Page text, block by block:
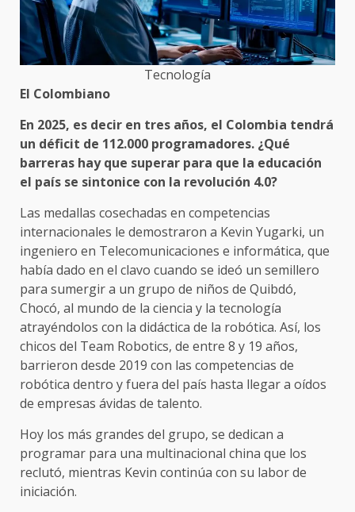
Tecnología
El Colombiano
En 2025, es decir en tres años, el Colombia tendrá
un déficit de 112.000 programadores. ¿Qué
barreras hay que superar para que la educación
el país se sintonice con la revolución 4.0?
Las medallas cosechadas en competencias
internacionales le demostraron a Kevin Yugarki, un
ingeniero en Telecomunicaciones e informática, que
había dado en el clavo cuando se ideó un semillero
para sumergir a un grupo de niños de Quibdó,
Chocó, al mundo de la ciencia y la tecnología
atrayéndolos con la didáctica de la robótica. Así, los
chicos del Team Robotics, de entre 8 y 19 años,
barrieron desde 2019 con las competencias de
robótica dentro y fuera del país hasta llegar a oídos
de empresas ávidas de talento.
Hoy los más grandes del grupo, se dedican a
programar para una multinacional china que los
reclutó, mientras Kevin continúa con su labor de
iniciación.